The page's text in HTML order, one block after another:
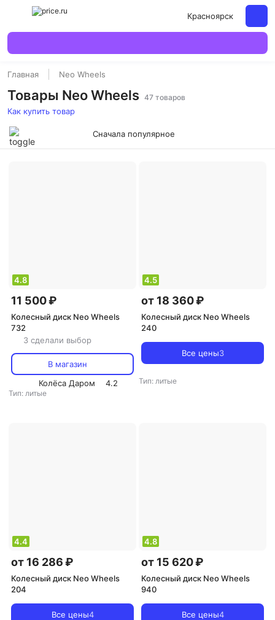
Красноярск
Главная Neo Wheels
Товары Neo Wheels 47 товаров
Как купить товар
Сначала популярное
4.8
11 500 ₽
Колесный диск Neo Wheels
732
3 сделали выбор
В магазин
Колёса Даром
4.2
Тип: литые
4.5
от 18 360 ₽
Колесный диск Neo Wheels
240
Все цены3
Тип: литые
4.4
от 16 286 ₽
Колесный диск Neo Wheels
204
Все цены4
4.8
от 15 620 ₽
Колесный диск Neo Wheels
940
Все цены4